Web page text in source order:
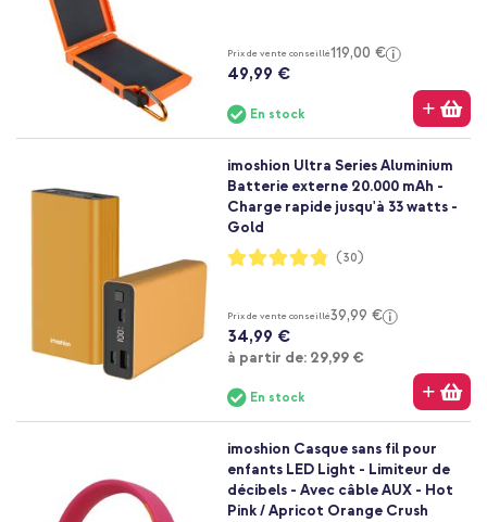
Prix de vente conseillé119,00 €
49,99 €
En stock
imoshion Ultra Series Aluminium
Batterie externe 20.000 mAh -
Charge rapide jusqu'à 33 watts -
Gold
Notation:
96%
(30)
Prix de vente conseillé39,99 €
34,99 €
à partir de: À partir de
29,99 €
En stock
imoshion Casque sans fil pour
enfants LED Light - Limiteur de
décibels - Avec câble AUX - Hot
Pink / Apricot Orange Crush